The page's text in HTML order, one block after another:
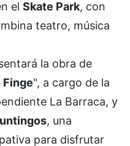
el Skate Park, con
teatro, música
la obra de
Finge", a cargo de la
La Barraca, y
, una
para disfrutar